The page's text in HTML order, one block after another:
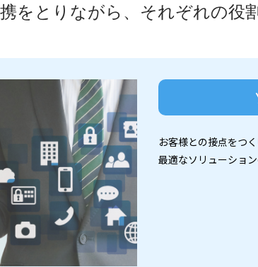
をとりながら、それぞれの役
お客様との接点をつ
最適なソリューション